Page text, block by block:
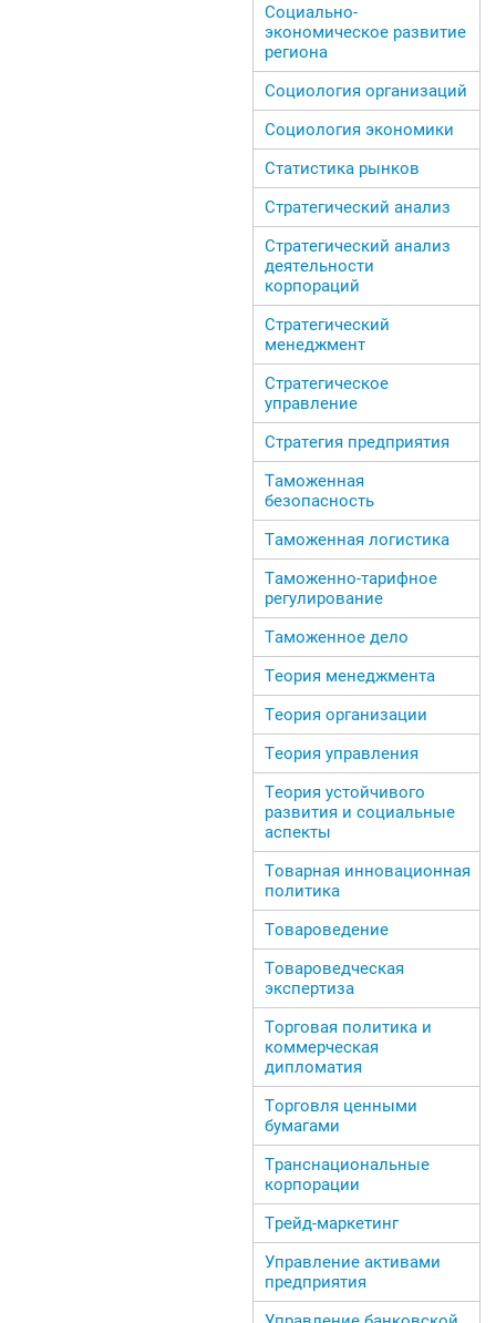
Социально-
экономическое развитие
региона
Социология организаций
Социология экономики
Статистика рынков
Стратегический анализ
Стратегический анализ
деятельности
корпораций
Стратегический
менеджмент
Стратегическое
управление
Стратегия предприятия
Таможенная
безопасность
Таможенная логистика
Таможенно-тарифное
регулирование
Таможенное дело
Теория менеджмента
Теория организации
Теория управления
Теория устойчивого
развития и социальные
аспекты
Товарная инновационная
политика
Товароведение
Товароведческая
экспертиза
Торговая политика и
коммерческая
дипломатия
Торговля ценными
бумагами
Транснациональные
корпорации
Трейд-маркетинг
Управление активами
предприятия